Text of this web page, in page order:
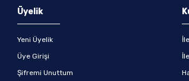
Üyelik
Yeni Üyelik
Üye Girişi
Şifremi Unuttum